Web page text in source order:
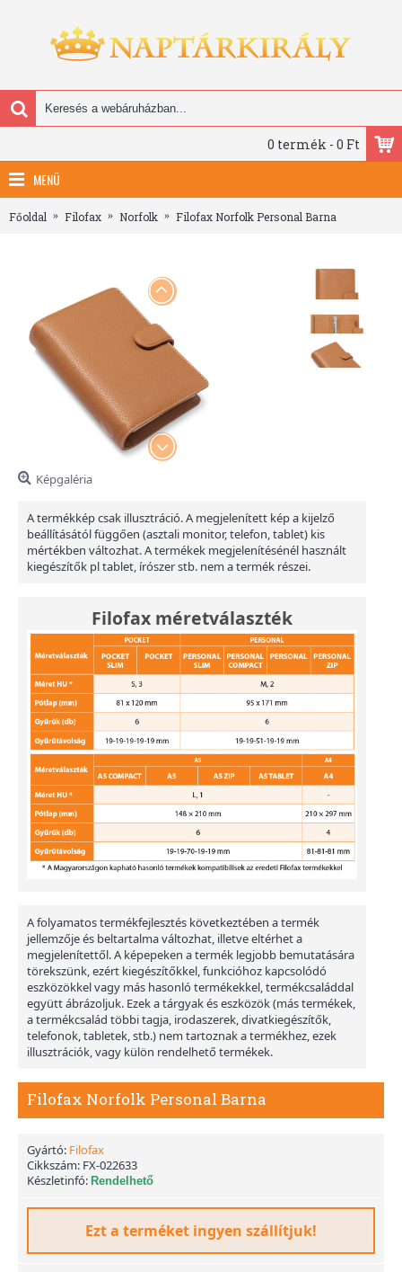
0 termék - 0 Ft
MENÜ
Főoldal Filofax Norfolk Filofax Norfolk Personal Barna
Képgaléria
A termékkép csak illusztráció. A megjelenített kép a kijelző
beállításától függően (asztali monitor, telefon, tablet) kis
mértékben változhat. A termékek megjelenítésénél használt
kiegészítők pl tablet, írószer stb. nem a termék részei.
Filofax méretválaszték
A folyamatos termékfejlesztés következtében a termék
jellemzője és beltartalma változhat, illetve eltérhet a
megjelenítettől. A képepeken a termék legjobb bemutatására
törekszünk, ezért kiegészítőkkel, funkcióhoz kapcsolódó
eszközökkel vagy más hasonló termékekkel, termékcsaláddal
együtt ábrázoljuk. Ezek a tárgyak és eszközök (más termékek,
a termékcsalád többi tagja, irodaszerek, divatkiegészítők,
telefonok, tabletek, stb.) nem tartoznak a termékhez, ezek
illusztrációk, vagy külön rendelhető termékek.
Filofax Norfolk Personal Barna
Gyártó: Filofax
Cikkszám: FX-022633
Készletinfó: Rendelhető
Ezt a terméket ingyen szállítjuk!